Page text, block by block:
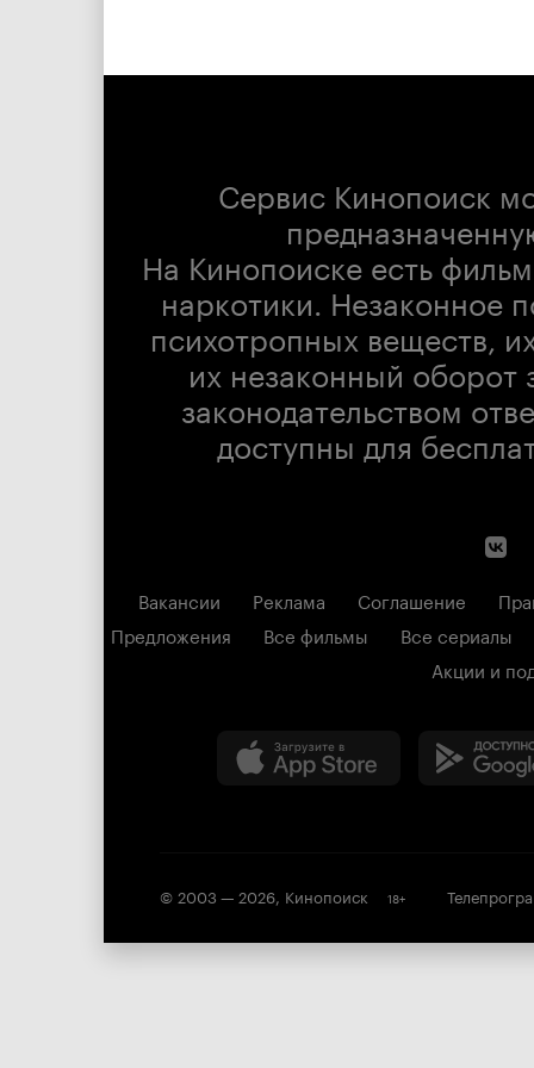
Сервис Кинопоиск
На Кинопоиске есть
наркотики. Незаконное
психотропных веществ,
их незаконный оборот
законодательством
доступны для
Вакансии Реклама Соглашение
Предложения
Все фильмы
Все сериалы
Акции и
© 2003 — 2026, Кинопоиск 18+